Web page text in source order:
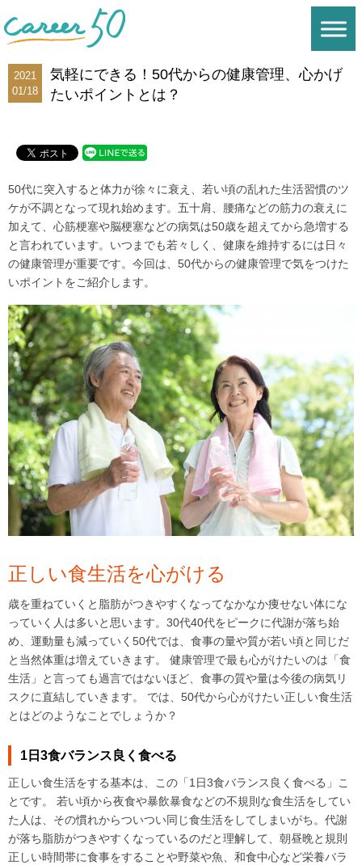
2021
01/18
気軽にできる！50代からの健康管理、心かげ
たいポイントとは？
50代に突入すると体力が徐々に衰え、若い頃の乱れた生活習慣のツ
ケが不調となって現れ始めます。五十肩、腰痛などの筋力の衰えに
加えて、心筋梗塞や脳梗塞などの病気は50歳を超えてから急増する
と言われています。いつまでも若々しく、健康を維持するには日々
の健康管理が重要です。今回は、50代からの健康管理で気をつけた
いポイントをご紹介します。
正しい食生活を心がける
歳を重ねていくと脂肪がつきやすくなってなかなか痩せない体にな
っていく人は多いと思います。30代40代をピークに代謝が落ち始
め、運動量も減っていく50代では、食事の量や質が若い頃と同じだ
と当然体重は増えていきます。 健康管理で最も心がけたいのは「食
生活」と言っても過言ではないほど、食事の質や量は今後の病気リ
スクに直結していきます。 では、50代から心がけたい正しい食生活
とはどのようなことでしょうか？
1日3食バランス良く食べる
正しい食生活をする基本は、この「1日3食バランス良く食べる」こ
とです。 若い頃から夜食や暴飲暴食などの不規則な食生活をしてい
た人は、その慣れからついつい同じ食生活をしてしまいがち。代謝
が落ち脂肪がつきやすくなっているのだと理解して、朝昼晩と規則
正しい時間帯に食事をすることや野菜や魚、和食中心など栄養バラ